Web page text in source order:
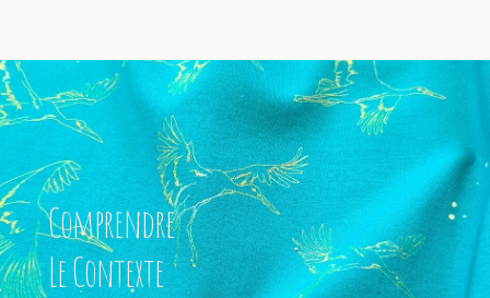
Comprendre
Le Contexte